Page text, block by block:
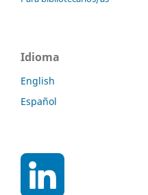
Idioma
English
Español